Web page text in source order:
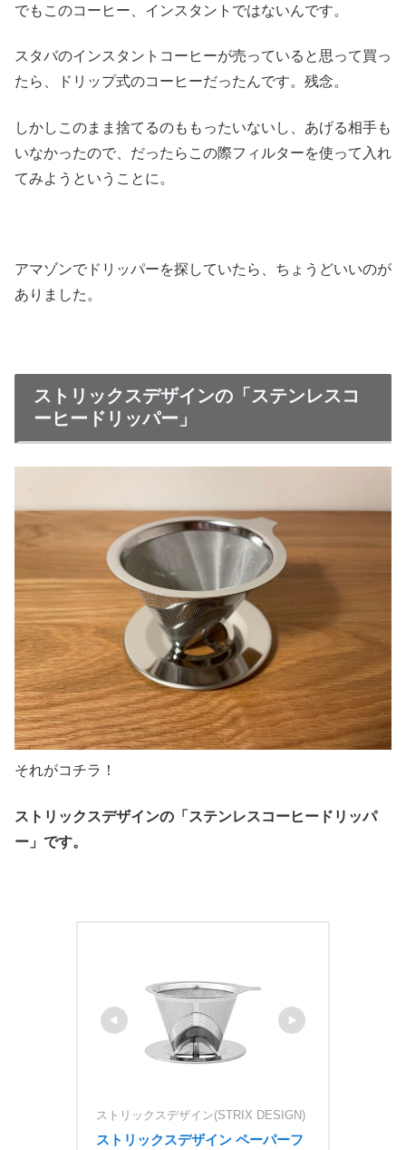
でもこのコーヒー、インスタントではないんです。
スタバのインスタントコーヒーが売っていると思って買っ
たら、ドリップ式のコーヒーだったんです。残念。
しかしこのまま捨てるのももったいないし、あげる相手も
いなかったので、だったらこの際フィルターを使って入れ
てみようということに。
アマゾンでドリッパーを探していたら、ちょうどいいのが
ありました。
ストリックスデザインの「ステンレスコ
ーヒードリッパー」
それがコチラ！
ストリックスデザインの「ステンレスコーヒードリッパ
ー」です。
ストリックスデザイン(STRIX DESIGN)
ストリックスデザイン ペーパーフ